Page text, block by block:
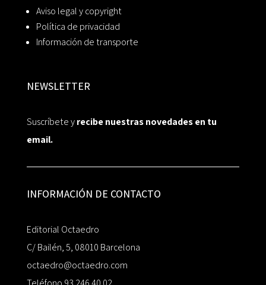
Aviso legal y copyright
Política de privacidad
Información de transporte
NEWSLETTER
Suscríbete yrecibe nuestras novedades en tu
email.
INFORMACIÓN DE CONTACTO
Editorial Octaedro
C/ Bailén, 5, 08010 Barcelona
octaedro@octaedro.com